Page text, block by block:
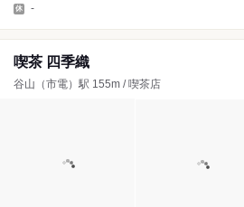
-
喫茶 四季織
谷山（市電）駅 155m / 喫茶店